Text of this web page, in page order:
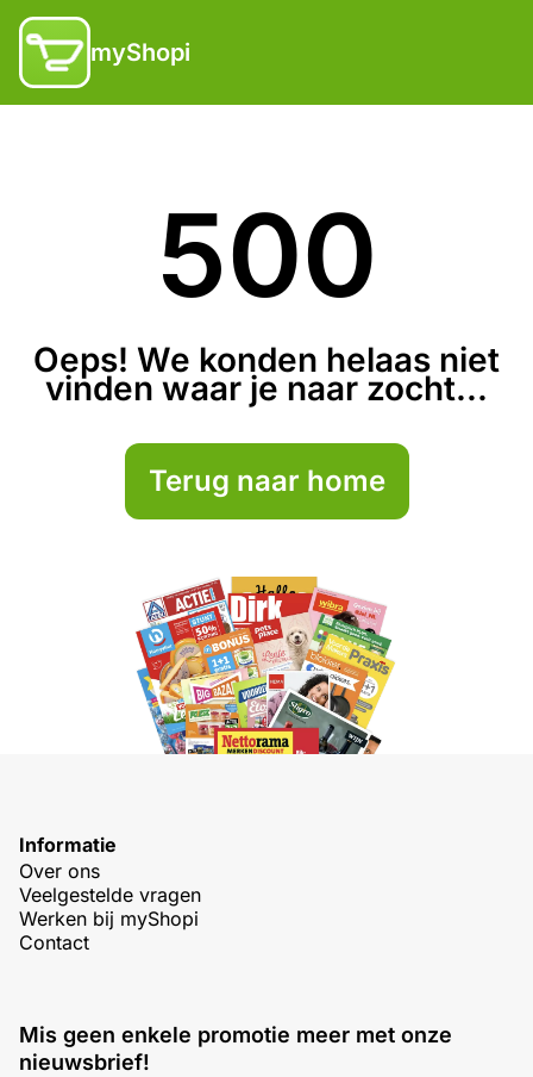
myShopi
500
Oeps! We konden helaas niet
vinden waar je naar zocht...
Terug naar home
Informatie
Over ons
Veelgestelde vragen
Werken bij myShopi
Contact
Mis geen enkele promotie meer met onze
nieuwsbrief!